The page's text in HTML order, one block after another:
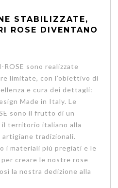
STABILIZZATE,
ROSE DIVENTANO
sono realizzate
limitate, con l’obiettivo di
e cura dei dettagli:
Made in Italy. Le
sono il frutto di un
territorio italiano alla
tradizionali.
i materiali più pregiati e le
creare le nostre rose
la nostra dedizione alla